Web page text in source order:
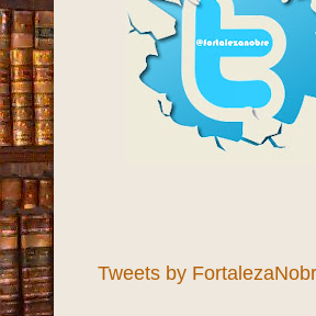
Tweets by